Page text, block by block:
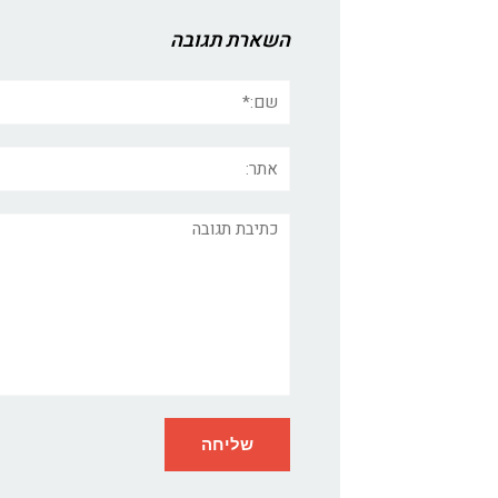
השארת תגובה
תגובה